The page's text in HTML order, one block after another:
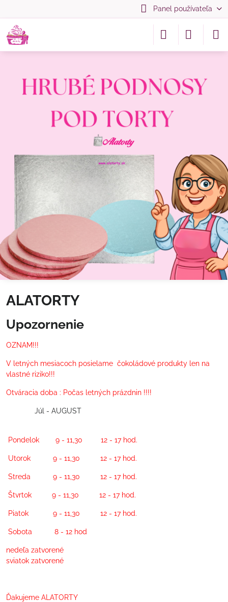
Panel používateľa
ALATORTY
Upozornenie
OZNAM!!!
V letných mesiacoch posielame čokoládové produkty len na
vlastné riziko!!!
Otváracia doba : Počas letných prázdnin !!!!
Júl - AUGUST
Pondelok 9 - 11,30 12 - 17 hod.
Utorok 9 - 11,30 12 - 17 hod.
Streda 9 - 11,30 12 - 17 hod.
Štvrtok 9 - 11,30 12 - 17 hod.
Piatok 9 - 11,30 12 - 17 hod.
Sobota 8 - 12 hod
nedeľa zatvorené
sviatok zatvorené
Ďakujeme ALATORTY